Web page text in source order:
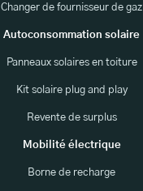
Changer de fournisseur de gaz
Autoconsommation solaire
Panneaux solaires en toiture
Kit solaire plug and play
Revente de surplus
Mobilité électrique
Borne de recharge